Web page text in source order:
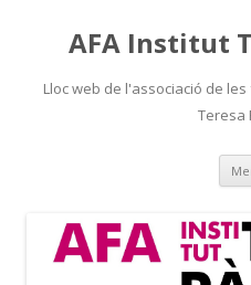
AFA Institut
Lloc web de l'associació de
Teresa